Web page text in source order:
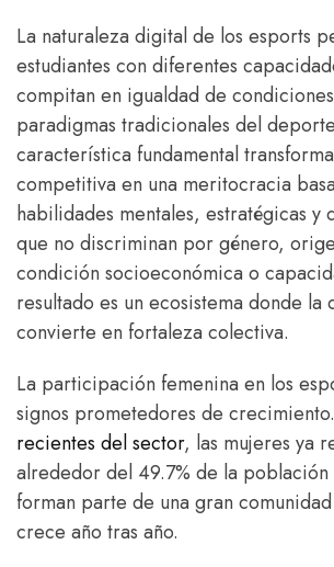
La naturaleza digital de los esports
estudiantes con diferentes
compitan en igualdad de
paradigmas tradicionales del
característica fundamental
competitiva en una meritocracia
habilidades mentales, estratégicas y
que no discriminan por género,
condición socioeconómica o
resultado es un ecosistema donde la
convierte en fortaleza colectiva.
La participación femenina en los
signos prometedores de
recientes del sector, las mujeres ya
alrededor del 49.7% de la población
forman parte de una gran
crece año tras año.